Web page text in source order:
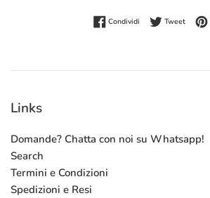
Condividi Condividi su
TweetTwitta
Links
Domande? Chatta con noi su Whatsapp!
Search
Termini e Condizioni
Spedizioni e Resi